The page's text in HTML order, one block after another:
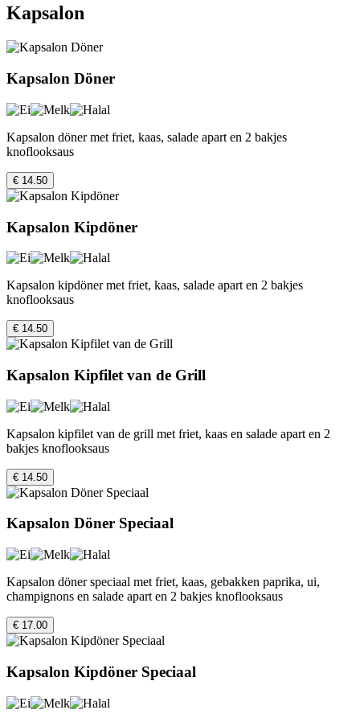
Kapsalon
Kapsalon Döner
Kapsalon döner met friet, kaas, salade apart en 2 bakjes
knoflooksaus
€ 14.50
Kapsalon Kipdöner
Kapsalon kipdöner met friet, kaas, salade apart en 2 bakjes
knoflooksaus
€ 14.50
Kapsalon Kipfilet van de Grill
Kapsalon kipfilet van de grill met friet, kaas en salade apart en 2
bakjes knoflooksaus
€ 14.50
Kapsalon Döner Speciaal
Kapsalon döner speciaal met friet, kaas, gebakken paprika, ui,
champignons en salade apart en 2 bakjes knoflooksaus
€ 17.00
Kapsalon Kipdöner Speciaal